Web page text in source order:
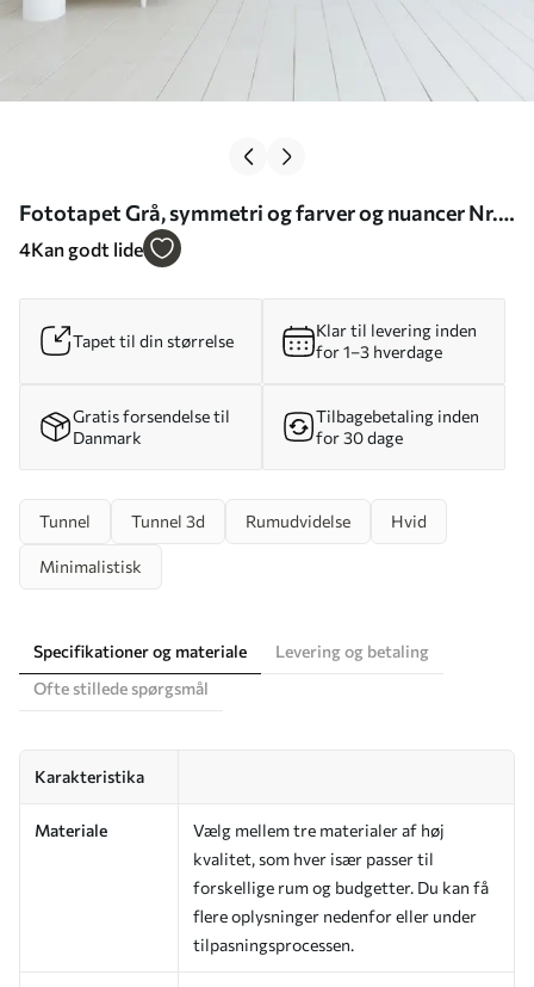
Fototapet Grå, symmetri og farver og nuancer Nr.
u02035
4Kan godt lide
Tapet til din størrelse
Klar til levering inden
for 1–3 hverdage
Gratis forsendelse til
Danmark
Tilbagebetaling inden
for 30 dage
Tunnel Tunnel 3d Rumudvidelse Hvid
Minimalistisk
Specifikationer og materiale
Levering og betaling
Ofte stillede spørgsmål
Karakteristika
Materiale
Vælg mellem tre materialer af høj
kvalitet, som hver især passer til
forskellige rum og budgetter. Du kan få
flere oplysninger nedenfor eller under
tilpasningsprocessen.